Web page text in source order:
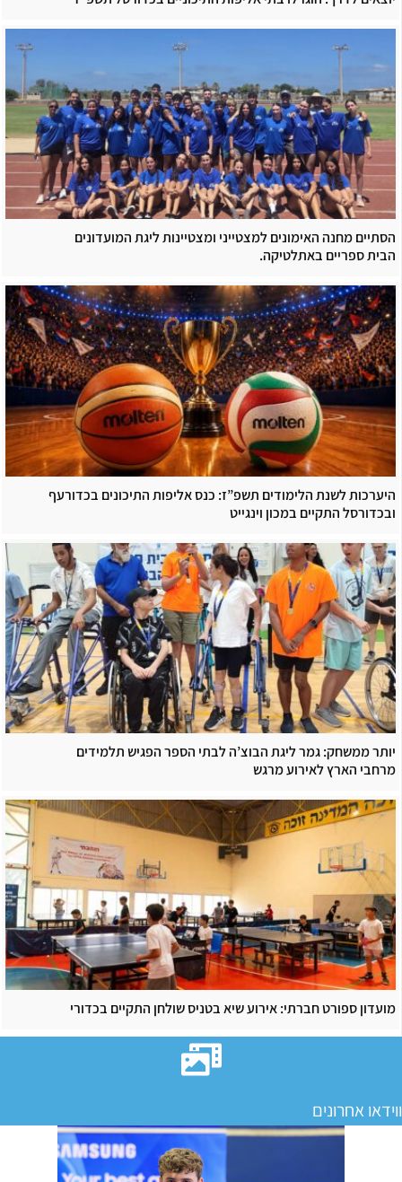
הסתיים מחנה האימונים למצטייני ומצטיינות ליגת המועדונים
הבית ספריים באתלטיקה.
היערכות לשנת הלימודים תשפ”ז: כנס אליפות התיכונים בכדורעף
ובכדורסל התקיים במכון וינגייט
יותר ממשחק: גמר ליגת הבוצ’ה לבתי הספר הפגיש תלמידים
מרחבי הארץ לאירוע מרגש
מועדון ספורט חברתי: אירוע שיא בטניס שולחן התקיים בכדורי
ווידאו אחרונים